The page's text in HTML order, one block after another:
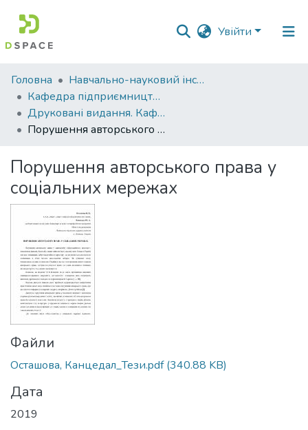
Увійти
Фонди
та
зібрання
Пошук за критеріями
Статистика
Головна
Навчально-науковий інститут економіки, управління, права та інформаційних технологій
Кафедра підприємництва і права
Друковані видання. Кафедра підприємництва і права
Порушення авторського права у соціальних мережах
Порушення авторського права у
соціальних мережах
Файли
Осташова, Канцедал_Тези.pdf(340.88 KB)
Дата
2019